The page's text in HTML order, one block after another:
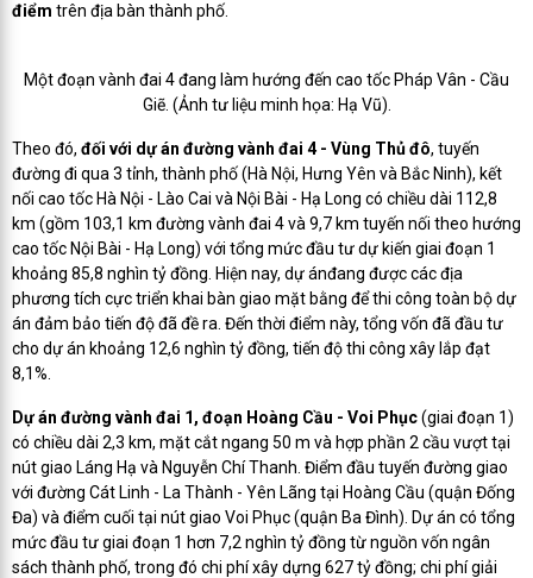
điểm trên địa bàn thành phố.
Một đoạn vành đai 4 đang làm hướng đến cao tốc Pháp Vân - Cầu
Giẽ. (Ảnh tư liệu minh họa: Hạ Vũ).
Theo đó, đối với dự án đường vành đai 4 - Vùng Thủ đô, tuyến
đường đi qua 3 tỉnh, thành phố (Hà Nội, Hưng Yên và Bắc Ninh), kết
nối cao tốc Hà Nội - Lào Cai và Nội Bài - Hạ Long có chiều dài 112,8
km (gồm 103,1 km đường vành đai 4 và 9,7 km tuyến nối theo hướng
cao tốc Nội Bài - Hạ Long) với tổng mức đầu tư dự kiến giai đoạn 1
khoảng 85,8 nghìn tỷ đồng. Hiện nay, dự ánđang được các địa
phương tích cực triển khai bàn giao mặt bằng để thi công toàn bộ dự
án đảm bảo tiến độ đã đề ra. Đến thời điểm này, tổng vốn đã đầu tư
cho dự án khoảng 12,6 nghìn tỷ đồng, tiến độ thi công xây lắp đạt
8,1%.
Dự án đường vành đai 1, đoạn Hoàng Cầu - Voi Phục(giai đoạn 1)
có chiều dài 2,3 km, mặt cắt ngang 50 m và hợp phần 2 cầu vượt tại
nút giao Láng Hạ và Nguyễn Chí Thanh. Điểm đầu tuyến đường giao
với đường Cát Linh - La Thành - Yên Lãng tại Hoàng Cầu (quận Đống
Đa) và điểm cuối tại nút giao Voi Phục (quận Ba Đình). Dự án có tổng
mức đầu tư giai đoạn 1 hơn 7,2 nghìn tỷ đồng từ nguồn vốn ngân
sách thành phố, trong đó chi phí xây dựng 627 tỷ đồng; chi phí giải